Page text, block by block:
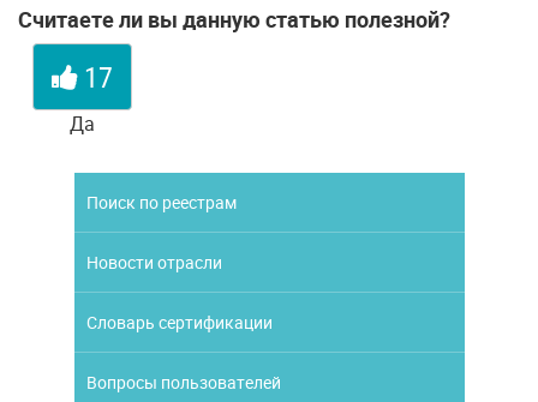
Считаете ли вы данную статью полезной?
17
Да
Поиск по реестрам
Новости отрасли
Словарь сертификации
Вопросы пользователей